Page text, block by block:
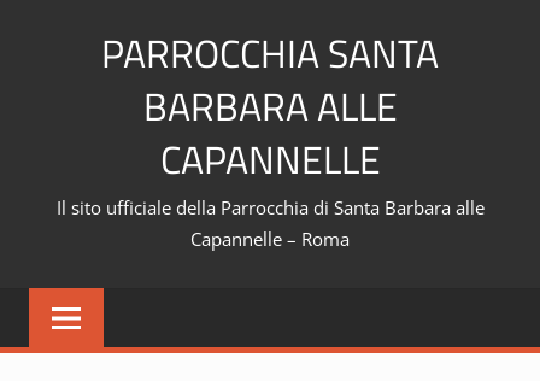
PARROCCHIA SANTA
BARBARA ALLE
CAPANNELLE
Il sito ufficiale della Parrocchia di Santa Barbara alle
Capannelle – Roma